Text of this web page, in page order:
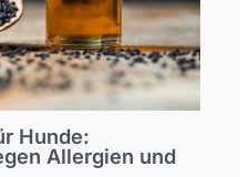
Hunde:
Allergien und